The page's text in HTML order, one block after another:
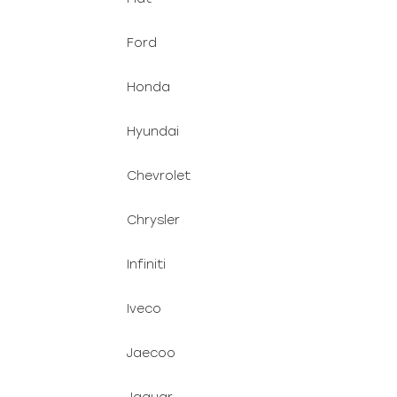
Ford
Honda
Hyundai
Chevrolet
Chrysler
Infiniti
Iveco
Jaecoo